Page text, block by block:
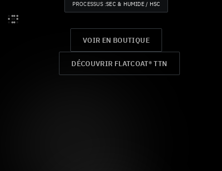
PROCESSUS :SEC & HUMIDE / HSC
VOIR EN BOUTIQUE
DÉCOUVRIR FLATCOAT® TTN